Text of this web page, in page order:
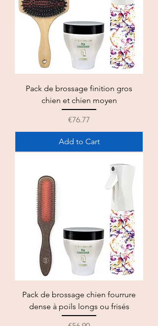
Pack de brossage finition gros
chien et chien moyen
Price
€76.77
Add to Cart
Pack de brossage chien fourrure
dense à poils longs ou frisés